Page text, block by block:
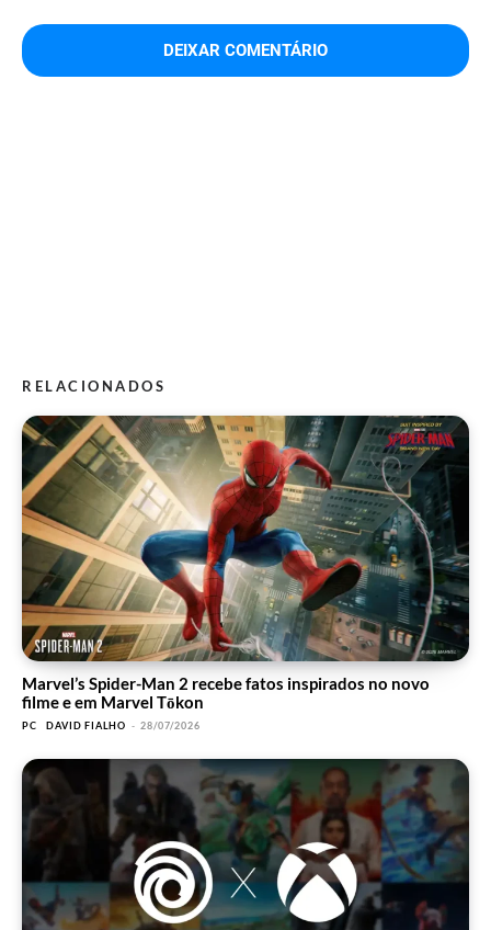
RELACIONADOS
Marvel’s Spider-Man 2 recebe fatos inspirados no novo
filme e em Marvel Tōkon
PC DAVID FIALHO - 28/07/2026